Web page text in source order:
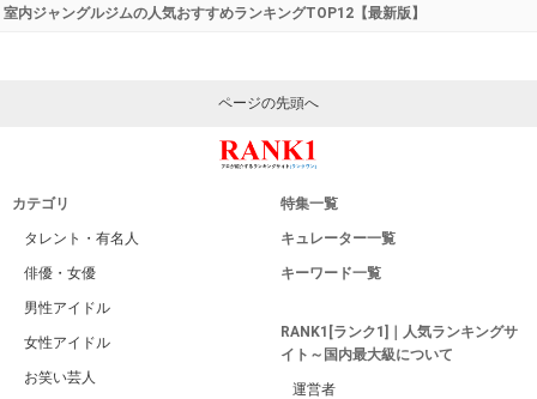
室内ジャングルジムの人気おすすめランキングTOP12【最新版】
ページの先頭へ
カテゴリ
タレント・有名人
俳優・女優
男性アイドル
女性アイドル
お笑い芸人
特集一覧
キュレーター一覧
キーワード一覧
RANK1[ランク1]｜人気ランキングサ
イト～国内最大級について
運営者